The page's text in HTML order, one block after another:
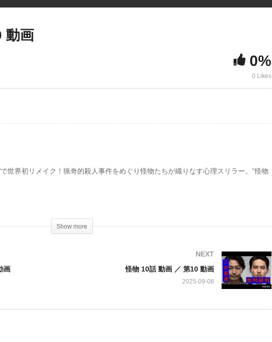
動画
0%
0 Likes
世界初リメイク！猟奇的殺人事件をめぐり怪物たちが織りなす心理スリラー。”怪物
るという事実に行き着いた富樫は、中橋とのつながりから真犯人は正義ではないかと
らされた真人は、かつて正義が母を見捨てたことを思い出し、正義と対峙することを
Show more
画
NEXT
怪物 10話 動画 ／ 第10 動画
2025-09-08